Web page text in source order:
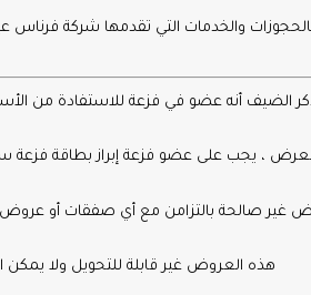
، يجب على عضو فزعة إبراز بطاقة فزعة
غير صالحة بالتزامن مع أي صفقات أو عروض
• هذه العروض غير قابلة للتحويل ولا يمكن